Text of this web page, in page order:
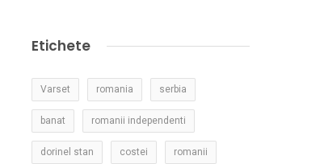
Etichete
Varset romania serbia
banat romanii independenti
dorinel stan costei romanii